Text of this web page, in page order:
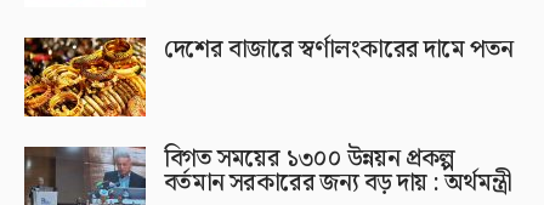
দেশের বাজারে স্বর্ণালংকারের দামে পতন
বিগত সময়ের ১৩০০ উন্নয়ন প্রকল্প
বর্তমান সরকারের জন্য বড় দায় : অর্থমন্ত্রী